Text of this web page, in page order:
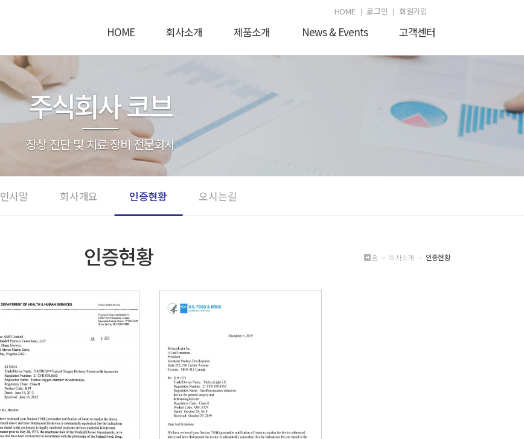
HOME 로그인 회원가입
HOME 회사소개 제품소개 News & Events 고객센터
주식회사 코브
창상 진단 및 치료 장비 전문회사
인사말 회사개요 인증현황 오시는길
인증현황 홈 > 회사소개 > 인증현황